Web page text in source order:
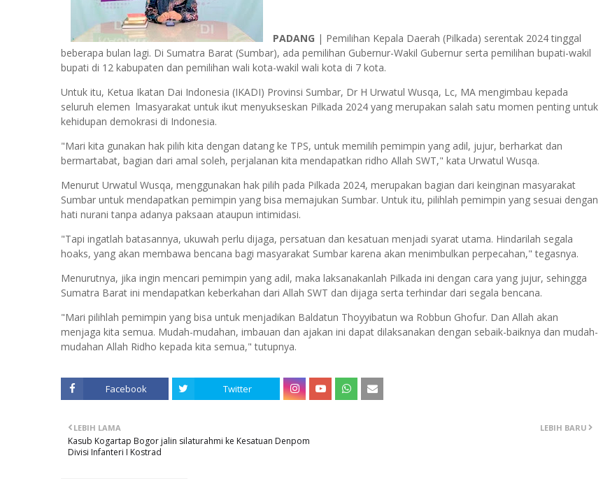
PADANG | Pemilihan Kepala Daerah (Pilkada) serentak 2024 tinggal
beberapa bulan lagi. Di Sumatra Barat (Sumbar), ada pemilihan Gubernur-Wakil Gubernur serta pemilihan bupati-wakil
bupati di 12 kabupaten dan pemilihan wali kota-wakil wali kota di 7 kota.
Untuk itu, Ketua Ikatan Dai Indonesia (IKADI) Provinsi Sumbar, Dr H Urwatul Wusqa, Lc, MA mengimbau kepada
seluruh elemen lmasyarakat untuk ikut menyukseskan Pilkada 2024 yang merupakan salah satu momen penting untuk
kehidupan demokrasi di Indonesia.
"Mari kita gunakan hak pilih kita dengan datang ke TPS, untuk memilih pemimpin yang adil, jujur, berharkat dan
bermartabat, bagian dari amal soleh, perjalanan kita mendapatkan ridho Allah SWT," kata Urwatul Wusqa.
Menurut Urwatul Wusqa, menggunakan hak pilih pada Pilkada 2024, merupakan bagian dari keinginan masyarakat
Sumbar untuk mendapatkan pemimpin yang bisa memajukan Sumbar. Untuk itu, pilihlah pemimpin yang sesuai dengan
hati nurani tanpa adanya paksaan ataupun intimidasi.
"Tapi ingatlah batasannya, ukuwah perlu dijaga, persatuan dan kesatuan menjadi syarat utama. Hindarilah segala
hoaks, yang akan membawa bencana bagi masyarakat Sumbar karena akan menimbulkan perpecahan," tegasnya.
Menurutnya, jika ingin mencari pemimpin yang adil, maka laksanakanlah Pilkada ini dengan cara yang jujur, sehingga
Sumatra Barat ini mendapatkan keberkahan dari Allah SWT dan dijaga serta terhindar dari segala bencana.
"Mari pilihlah pemimpin yang bisa untuk menjadikan Baldatun Thoyyibatun wa Robbun Ghofur. Dan Allah akan
menjaga kita semua. Mudah-mudahan, imbauan dan ajakan ini dapat dilaksanakan dengan sebaik-baiknya dan mudah-
mudahan Allah Ridho kepada kita semua," tutupnya.
Facebook Twitter
LEBIH BARU
LEBIH LAMA
Kasub Kogartap Bogor jalin silaturahmi ke Kesatuan Denpom
Divisi Infanteri I Kostrad